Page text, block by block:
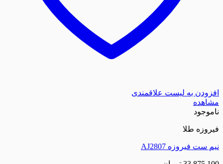
افزودن به لیست علاقمندی
مشاهده
ناموجود
فیروزه طلا
نیم ست فیروزه AJ2807